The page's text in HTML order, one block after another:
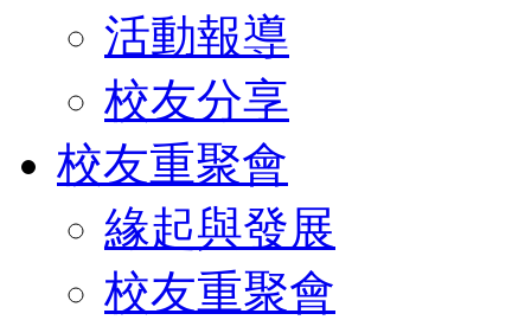
活動報導
校友分享
校友重聚會
緣起與發展
校友重聚會